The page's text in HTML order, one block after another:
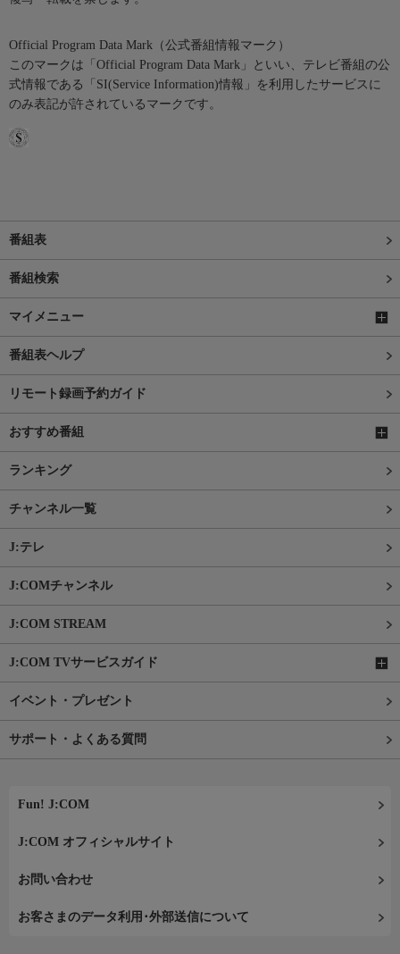
Official Program Data Mark（公式番組情報マーク）
このマークは「Official Program Data Mark」といい、テレビ番組の公
式情報である「SI(Service Information)情報」を利用したサービスに
のみ表記が許されているマークです。
番組表
番組検索
マイメニュー
番組表ヘルプ
リモート録画予約ガイド
おすすめ番組
ランキング
チャンネル一覧
J:テレ
J:COMチャンネル
J:COM STREAM
J:COM TVサービスガイド
イベント・プレゼント
サポート・よくある質問
Fun! J:COM
J:COM オフィシャルサイト
お問い合わせ
お客さまのデータ利用･外部送信について